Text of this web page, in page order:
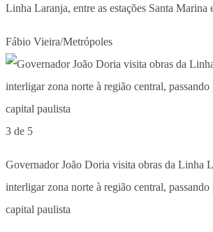
Linha Laranja, entre as estações Santa Marina
Fábio Vieira/Metrópoles
3 de 5
Governador João Doria visita obras da Linha
interligar zona norte à região central, passando
capital paulista